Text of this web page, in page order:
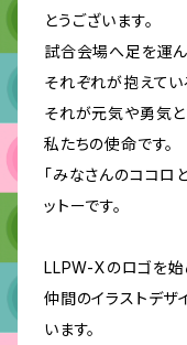
とうございます。
試合会場へ足を運
それぞれが抱えて
それが元気や勇気
私たちの使命です。
「みなさんのココロ
ットーです。
LLPW-Xのロゴを始
仲間のイラストデザ
います。